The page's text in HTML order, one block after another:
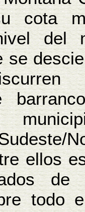
cota
del
se
ellos
de
todo